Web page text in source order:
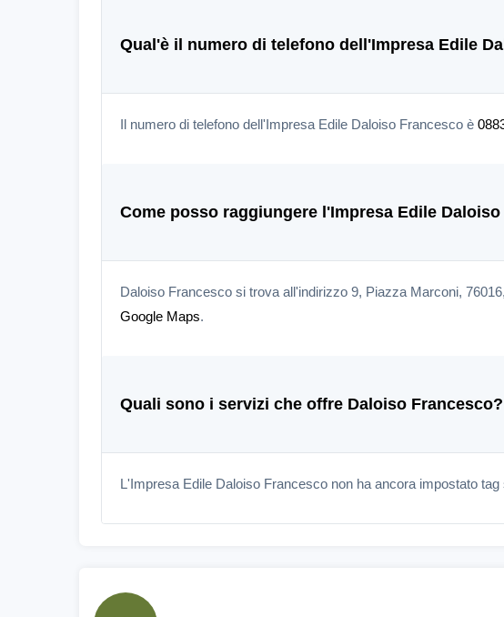
Qual'è il numero di telefono dell'Impresa Edile
Il numero di telefono dell'Impresa Edile Daloiso Francesco è
Come posso raggiungere l'Impresa Edile
Daloiso Francesco si trova all'indirizzo 9, Piazza Marconi,
Google Maps.
Quali sono i servizi che offre Daloiso Francesco?
L'Impresa Edile Daloiso Francesco non ha ancora impostato tag